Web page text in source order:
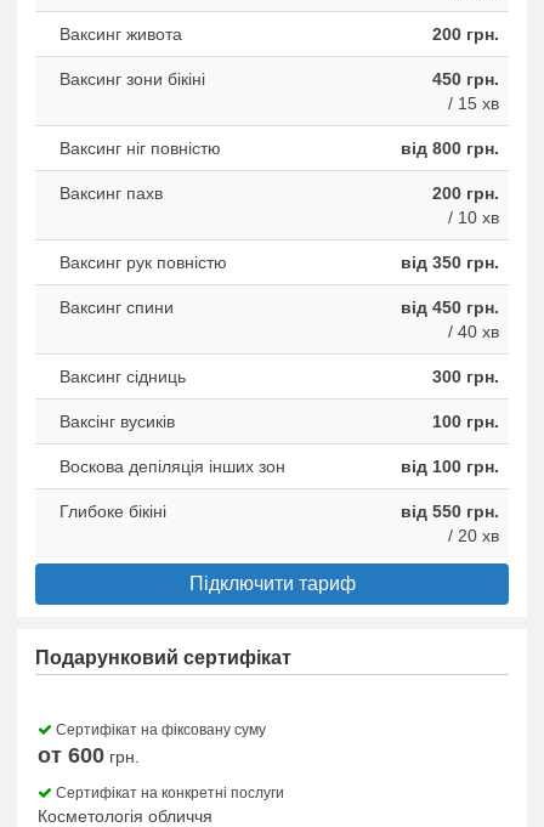
Ваксинг живота 200 грн.
Ваксинг зони бікіні
450 грн.
/ 15 хв
Ваксинг ніг повністю від 800 грн.
Ваксинг пахв
200 грн.
/ 10 хв
Ваксинг рук повністю від 350 грн.
Ваксинг спини
від 450 грн.
/ 40 хв
Ваксинг сідниць 300 грн.
Ваксінг вусиків 100 грн.
Воскова депіляція інших зон від 100 грн.
Глибоке бікіні
від 550 грн.
/ 20 хв
Підключити тариф
Подарунковий сертифікат
Сертифікат на фіксовану суму
от 600 грн.
Сертифікат на конкретні послуги
Косметологія обличчя